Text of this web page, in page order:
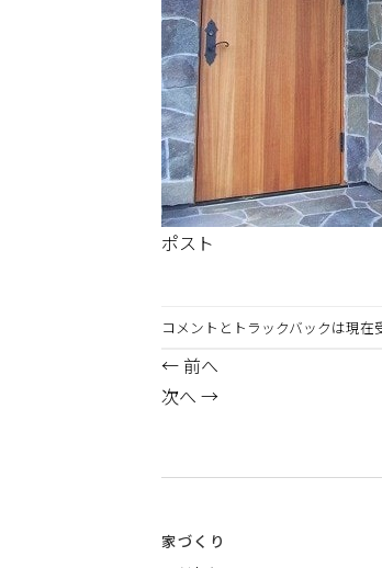
ポスト
コメントとトラックバックは現在
← 前へ
次へ →
家づくり